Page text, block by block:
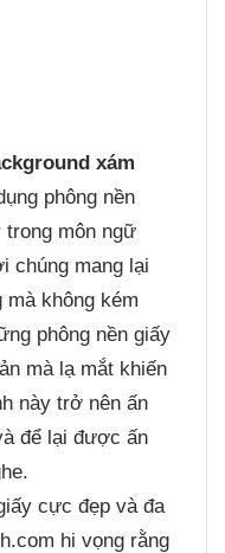
xám
phông nền
môn ngữ
chúng mang lại
mà không kém
phông nền giấy
mà lạ mắt khiến
này trở nên ấn
để lại được ấn
cực đẹp và đa
hi vọng rằng